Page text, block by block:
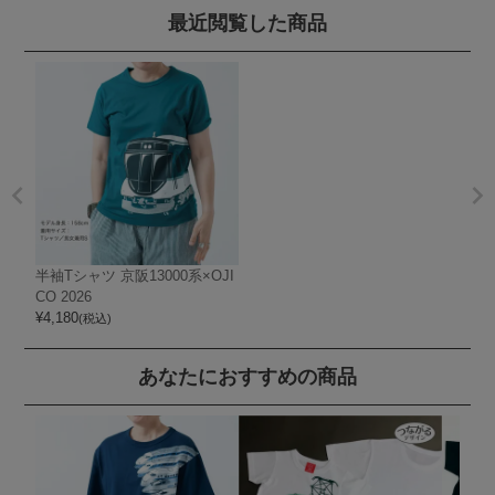
最近閲覧した商品
半袖Tシャツ 京阪13000系×OJI
CO 2026
¥4,180(税込)
あなたにおすすめの商品